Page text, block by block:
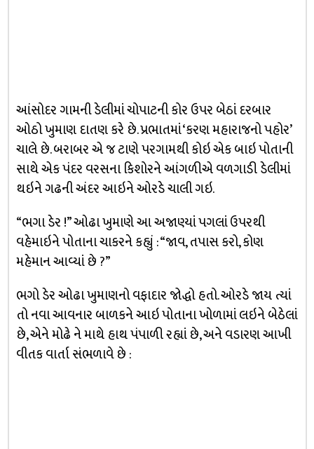
આંસોદર ગામની ડેલીમાં ચોપાટની કોર ઉપર બેઠાં દરબાર
ઓઠો ખુમાણ દાતણ કરે છે. પ્રભાતમાં ‘કરણ મહારાજનો પહોર’
ચાલે છે. બરાબર એ જ ટાણે પરગામથી કોઇ એક બાઇ પોતાની
સાથે એક પંદર વરસના કિશોરને આંગળીએ વળગાડી ડેલીમાં
થઇને ગઢની અંદર આઇને ઓરડે ચાલી ગઇ.
“ભગા ડેર !” ઓઢા ખુમાણે આ અજાણ્યાં પગલાં ઉપરથી
વહેમાઇને પોતાના ચાકરને કહ્યું : “જાવ, તપાસ કરો, કોણ
મહેમાન આવ્યાં છે ?”
ભગો ડેર ઓઢા ખુમાણનો વફાદાર જોદ્ધો હતો. ઓરડે જાય ત્યાં
તો નવા આવનાર બાળકને આઇ પોતાના ખોળામાં લઇને બેઠેલાં
છે, એને મોઢે ને માથે હાથ પંપાળી રહ્યાં છે, અને વડારણ આખી
વીતક વાર્તા સંભળાવે છે :